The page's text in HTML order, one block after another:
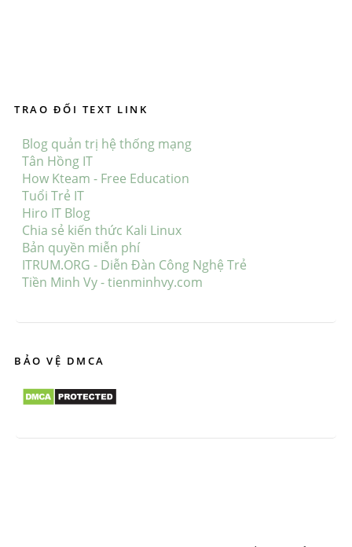
TRAO ĐỔI TEXT LINK
Blog quản trị hệ thống mạng
Tân Hồng IT
How Kteam - Free Education
Tuổi Trẻ IT
Hiro IT Blog
Chia sẻ kiến thức Kali Linux
Bản quyền miễn phí
ITRUM.ORG - Diễn Đàn Công Nghệ Trẻ
Tiền Minh Vy - tienminhvy.com
BẢO VỆ DMCA